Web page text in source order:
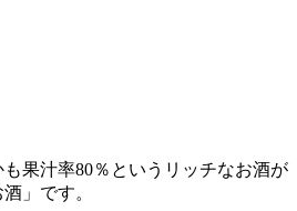
果汁率80％というリッチなお酒が
」です。